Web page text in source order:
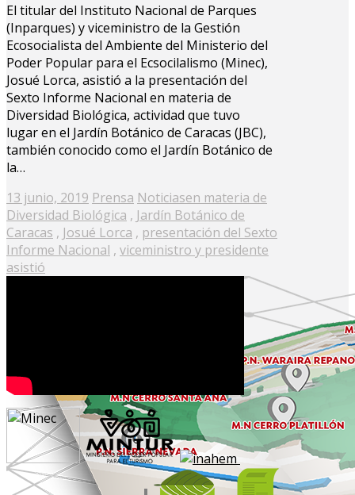
El titular del Instituto Nacional de Parques
(Inparques) y viceministro de la Gestión
Ecosocialista del Ambiente del Ministerio del
Poder Popular para el Ecsocilalismo (Minec),
Josué Lorca, asistió a la presentación del
Sexto Informe Nacional en materia de
Diversidad Biológica, actividad que tuvo
lugar en el Jardín Botánico de Caracas (JBC),
también conocido como el Jardín Botánico de
la…
Posted
on
13 junio, 2019 Prensa Noticiasen materia de
Diversidad Biológica , Jardín Botánico de
Caracas , Josué Lorca , presentación del Sexto
Informe Nacional , viceministro y presidente
asistió